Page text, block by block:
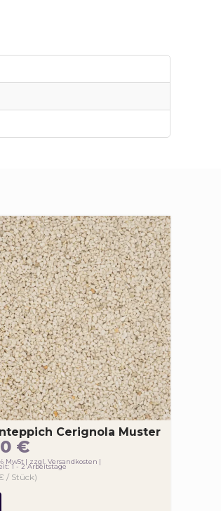
Cerignola Muster
€
MwSt zzgl. Versandkosten
1 - 2 Arbeitstage
/ Stück)